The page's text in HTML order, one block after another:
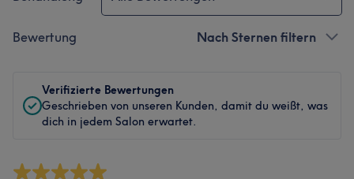
Bewertung Nach Sternen filtern
Verifizierte Bewertungen
Geschrieben von unseren Kunden, damit du weißt, was
dich in jedem Salon erwartet.